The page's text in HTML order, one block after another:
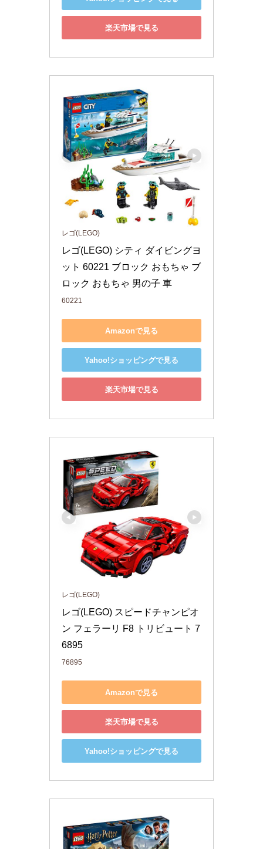
楽天市場で見る
レゴ(LEGO)
レゴ(LEGO) シティ ダイビングヨ
ット 60221 ブロック おもちゃ ブ
ロック おもちゃ 男の子 車
60221
Amazonで見る
Yahoo!ショッピングで見る
楽天市場で見る
レゴ(LEGO)
レゴ(LEGO) スピードチャンピオ
ン フェラーリ F8 トリビュート 7
6895
76895
Amazonで見る
楽天市場で見る
Yahoo!ショッピングで見る